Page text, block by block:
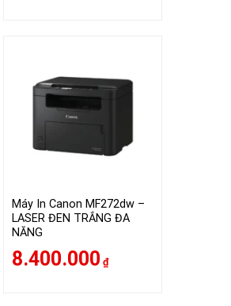
Máy In Canon MF272dw –
LASER ĐEN TRẮNG ĐA
NĂNG
8.400.000 ₫